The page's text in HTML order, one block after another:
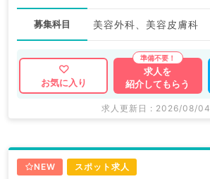
募集科目 美容外科、美容皮膚科
お気に入り
求人を
紹介してもらう
求人更新日 : 2026/08/04
NEW スポット求人